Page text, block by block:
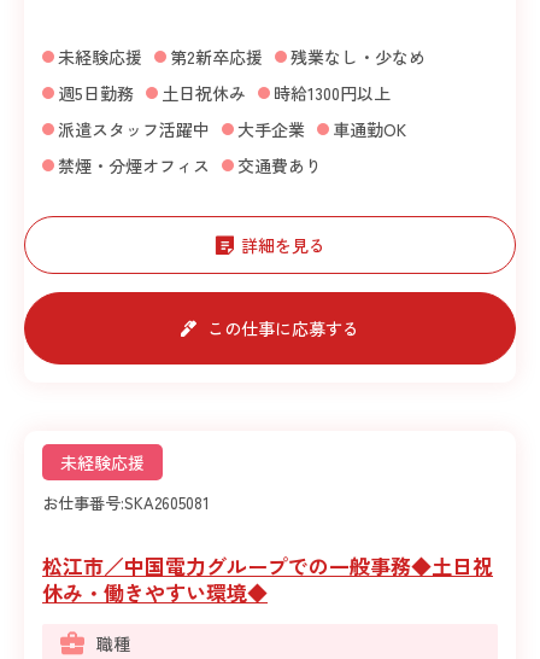
未経験応援 第2新卒応援
残業なし・少なめ
週5日勤務
土日祝休み
時給1300円以上
派遣スタッフ活躍中
大手企業
車通勤OK
禁煙・分煙オフィス
交通費あり
詳細を見る
この仕事に応募する
未経験応援
お仕事番号:SKA2605081
松江市／中国電力グループでの一般事務◆土日祝
休み・働きやすい環境◆
職種